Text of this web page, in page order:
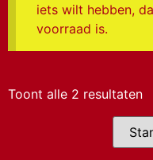
iets wilt hebben,
voorraad is.
Toont alle 2 resultaten